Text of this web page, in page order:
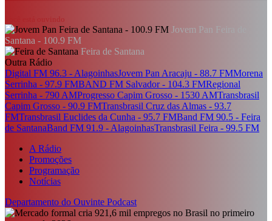
Você está ouvindo
Jovem Pan Feira de
Santana - 100.9 FM
Feira de Santana
Outra Rádio
Digital FM 96.3 - AlagoinhasJovem Pan Aracaju - 88.7 FMMorena
Serrinha - 97.9 FMBAND FM Salvador - 104.3 FMRegional
Serrinha - 790 AMProgresso Capim Grosso - 1530 AMTransbrasil
Capim Grosso - 90.9 FMTransbrasil Cruz das Almas - 93.7
FMTransbrasil Euclides da Cunha - 95.7 FMBand FM 90.5 - Feira
de SantanaBand FM 91.9 - AlagoinhasTransbrasil Feira - 99.5 FM
A Rádio
Promoções
Programação
Notícias
Departamento do Ouvinte Podcast